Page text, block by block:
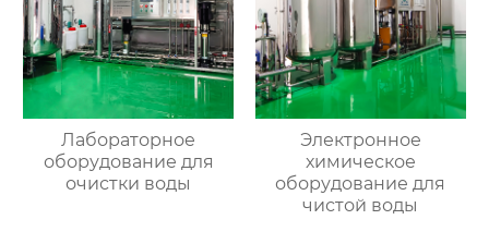
Лабораторное
оборудование для
очистки воды
Электронное
химическое
оборудование для
чистой воды